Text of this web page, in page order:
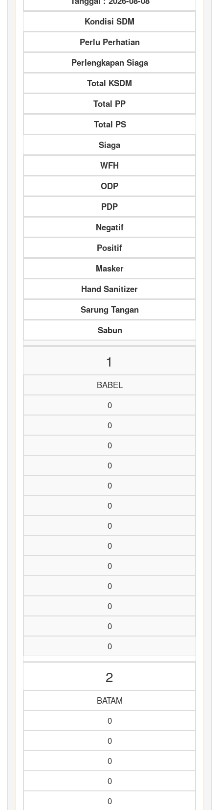
Kondisi SDM
Perlu Perhatian
Perlengkapan Siaga
Total KSDM
Total PP
Total PS
Siaga
WFH
ODP
PDP
Negatif
Positif
Masker
Hand Sanitizer
Sarung Tangan
Sabun
1
BABEL
0
0
0
0
0
0
0
0
0
0
0
0
0
2
BATAM
0
0
0
0
0